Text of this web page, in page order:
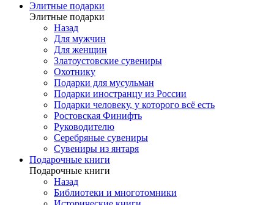
Элитные подарки
Элитные подарки
Назад
Для мужчин
Для женщин
Златоустовские сувениры
Охотнику
Подарки для мусульман
Подарки иностранцу из России
Подарки человеку, у которого всё есть
Ростовская Финифть
Руководителю
Серебряные сувениры
Сувениры из янтаря
Подарочные книги
Подарочные книги
Назад
Библиотеки и многотомники